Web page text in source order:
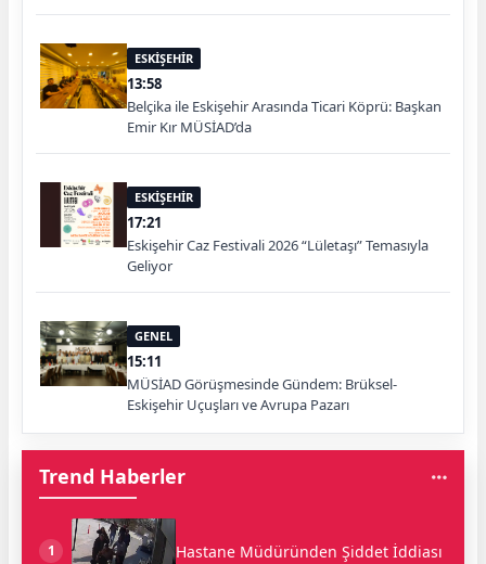
ESKİŞEHİR
13:58
Belçika ile Eskişehir Arasında Ticari Köprü: Başkan
Emir Kır MÜSİAD’da
ESKİŞEHİR
17:21
Eskişehir Caz Festivali 2026 “Lületaşı” Temasıyla
Geliyor
GENEL
15:11
MÜSİAD Görüşmesinde Gündem: Brüksel-
Eskişehir Uçuşları ve Avrupa Pazarı
Trend Haberler
1 Hastane Müdüründen Şiddet İddiası